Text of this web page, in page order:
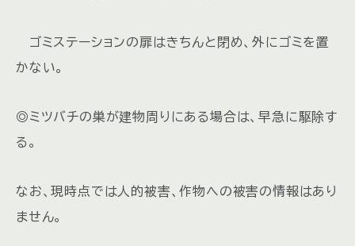
ゴミステーションの扉はきちんと閉め、外にゴミを置
かない。
◎ミツバチの巣が建物周りにある場合は、早急に駆除す
る。
なお、現時点では人的被害、作物への被害の情報はあり
ません。